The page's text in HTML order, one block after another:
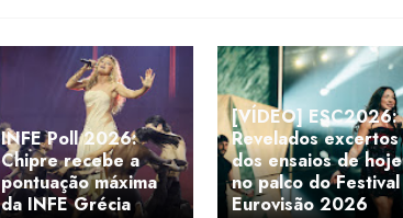
INFE Poll 2026:
Chipre recebe a
pontuação máxima
da INFE Grécia
[VÍDEO] ESC2026:
Revelados excertos
dos ensaios de hoje
no palco do Festival
Eurovisão 2026